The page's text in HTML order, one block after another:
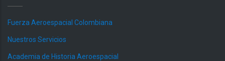
Fuerza Aeroespacial Colombiana
Nuestros Servicios
Academia de Historia Aeroespacial